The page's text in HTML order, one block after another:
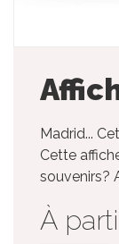
Madrid...
Cette
souvenirs?
À